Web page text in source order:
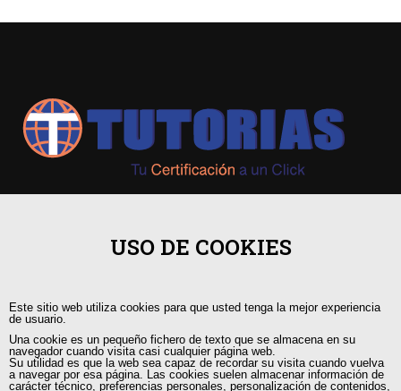
capacitacion@tutorias.ec
USO DE COOKIES
Este sitio web utiliza cookies para que usted tenga la mejor experiencia
de usuario.
Una cookie es un pequeño fichero de texto que se almacena en su
navegador cuando visita casi cualquier página web.
Su utilidad es que la web sea capaz de recordar su visita cuando vuelva
a navegar por esa página. Las cookies suelen almacenar información de
carácter técnico, preferencias personales, personalización de contenidos,